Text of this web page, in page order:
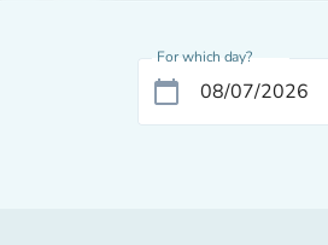
For which day?
calendar_today